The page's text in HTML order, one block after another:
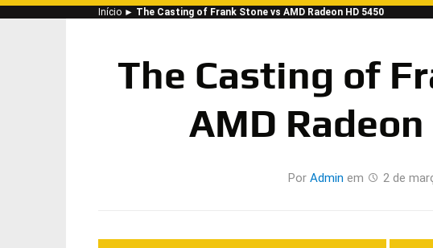
Início ► The Casting of Frank Stone vs AMD Radeon HD 5450
The Casting of
AMD
Por Admin em 2 de